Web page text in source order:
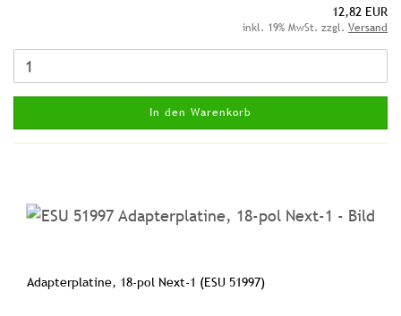
12,82 EUR
inkl. 19% MwSt. zzgl. Versand
In den Warenkorb
Adapterplatine, 18-pol Next-1 (ESU 51997)